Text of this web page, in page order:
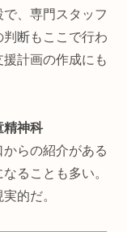
、専門スタッフ
断もここで行わ
計画の作成にも
精神科
らの紹介がある
ることも多い。
的だ。